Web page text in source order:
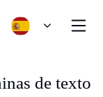
de texto